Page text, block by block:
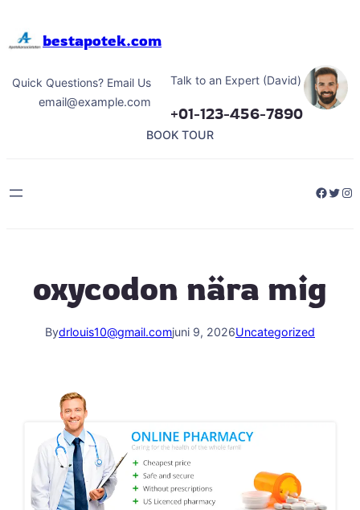
bestapotek.com
Quick Questions? Email Us
email@example.com
Talk to an Expert (David)
+01-123-456-7890
BOOK TOUR
oxycodon nära mig
Bydrlouis10@gmail.comjuni 9, 2026Uncategorized